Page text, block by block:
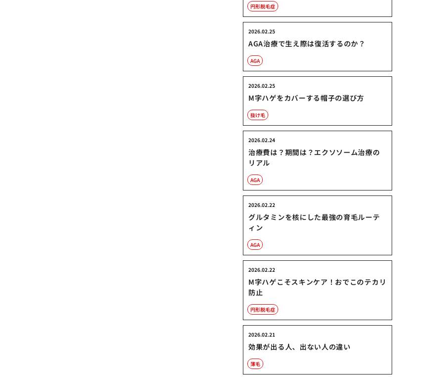
円形脱毛症
AGA治療で生え際は復活するのか？
2026.02.25
AGA
M字ハゲをカバーする帽子の選び方
2026.02.25
抜け毛
治療費は？期間は？エクソソーム治療の
リアル
2026.02.24
AGA
グルタミンを核にした最強の育毛ルーテ
ィン
2026.02.22
AGA
M字ハゲこそスキンケア！おでこのテカリ
防止
2026.02.22
円形脱毛症
効果が出る人、出ない人の違い
2026.02.21
薄毛